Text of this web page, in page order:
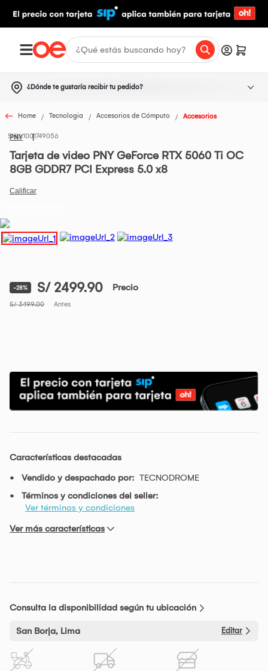
¿Dónde te gustaría recibir tu pedido?
Home Tecnologia Accesorios de Cómputo Accesorios
PNY1001749056
Tarjeta de video PNY GeForce RTX 5060 Ti OC
8GB GDDR7 PCI Express 5.0 x8
-28% S/ 2499.90 Precio
S/ 3499.00 Antes
Características destacadas
Vendido y despachado por: TECNODROME
Términos y condiciones del seller:
Ver términos y condiciones
Ver más características
Consulta la disponibilidad según tu ubicación
San Borja, Lima Editar